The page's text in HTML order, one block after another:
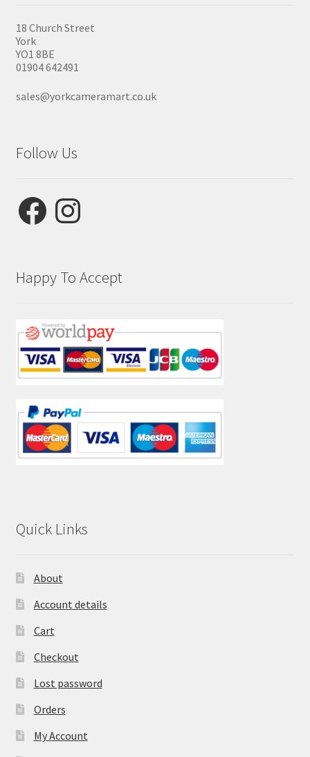
18 Church Street
York
YO1 8BE
01904 642491
sales@yorkcameramart.co.uk
Follow Us
FacebookInstagram
Happy To Accept
Quick Links
About
Account details
Cart
Checkout
Lost password
Orders
My Account